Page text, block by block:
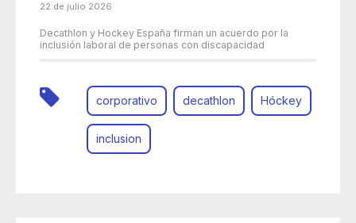
22 de julio 2026
Decathlon y Hockey España firman un acuerdo por la
inclusión laboral de personas con discapacidad
corporativo decathlon Hóckey
inclusion